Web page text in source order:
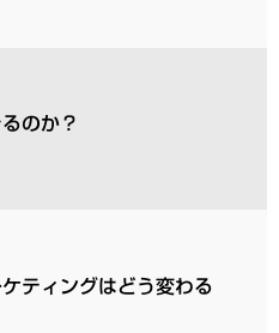
のか？
ティングはどう変わる